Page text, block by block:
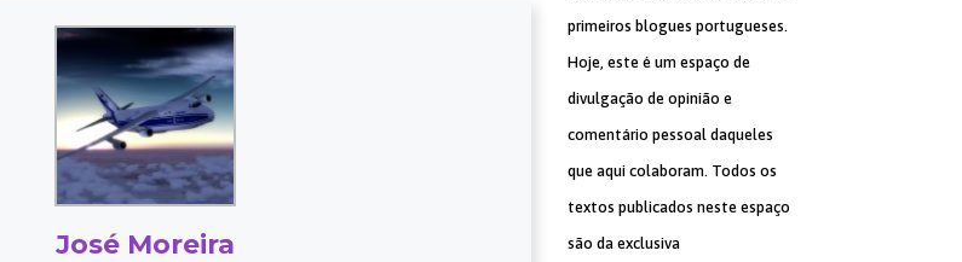
José Moreira
primeiros blogues portugueses.
Hoje, este é um espaço de
divulgação de opinião e
comentário pessoal daqueles
que aqui colaboram. Todos os
textos publicados neste espaço
são da exclusiva